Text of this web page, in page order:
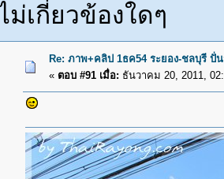
ม่เกี่ยวข้องใดๆ
Re: ภาพ+คลิป 1ธค54 ระยอง-ชลบุรี ปั่
« ตอบ #91 เมื่อ: ธันวาคม 20, 2011,